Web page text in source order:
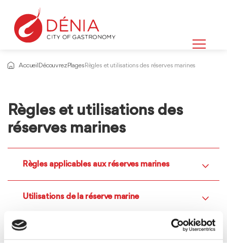
Accueil Découvrez Plages Règles et utilisations des réserves marines
Règles et utilisations des
réserves marines
Règles applicables aux réserves marines
Utilisations de la réserve marine